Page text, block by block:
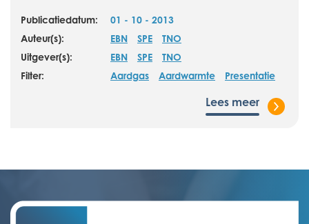
Publicatiedatum:
01 - 10 - 2013
Auteur(s):
EBN SPE
TNO
Uitgever(s):
EBN SPE
TNO
Filter:
Aardgas Aardwarmte Presentatie
Lees meer